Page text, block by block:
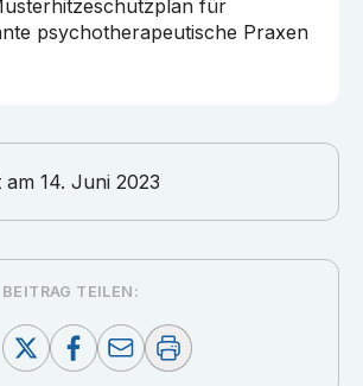
für
psychotherapeutische Praxen
am 14. Juni 2023
BEITRAG TEILEN: